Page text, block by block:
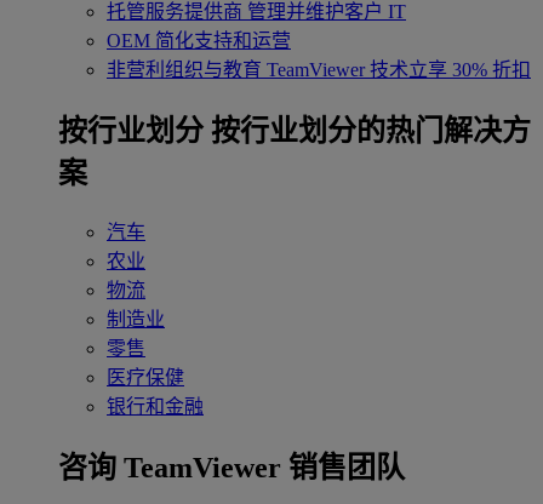
托管服务提供商 管理并维护客户 IT
OEM 简化支持和运营
非营利组织与教育 TeamViewer 技术立享 30% 折扣
‌按行业划分 按行业划分的热门解决方
案
汽车
农业
物流
制造业
零售
医疗保健
银行和金融
咨询 TeamViewer 销售团队